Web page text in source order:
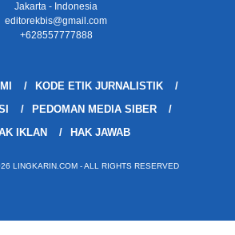
Jakarta - Indonesia
editorekbis@gmail.com
+628557777888
KODE ETIK JURNALISTIK
PEDOMAN MEDIA SIBER
IKLAN
HAK JAWAB
LINGKARIN.COM - ALL RIGHTS RESERVED